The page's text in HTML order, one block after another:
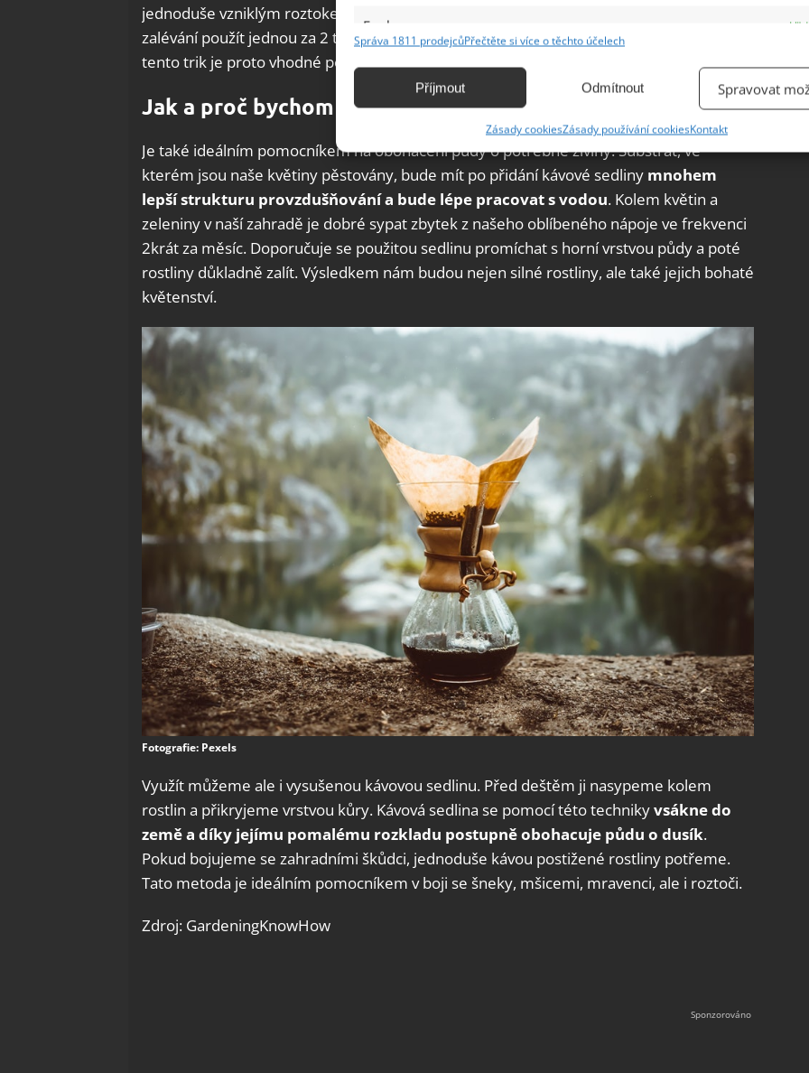
Funkce
Identifikace zařízení na základě automaticky přenášených informací.
základě aktivně vyžádaných informací.
Zajištění bezpečnosti, předcházení a zjišťování podvodů a
odstraňování chyb, Poskytování a zobrazování reklamy a obsahu,
Ukládání a sdělování voleb ochrany osobních údajů.
Správa 1811 prodejcůPřečtěte si více o těchto účelech
Příjmout Odmítnout Spravovat
Zásady cookiesZásady používání cookiesKontakt
jednoduše vzniklým roztokem zaléváme naše rostliny. Ideální je tento roztok na
zalévání použít jednou za 2 týdny. Díky kávové sedlině bude vysoušení rostlin pomalejší,
tento trik je proto vhodné použít během horkých letních dnů.
Jak a proč bychom ji měli používat na hnojení
Je také ideálním pomocníkem na obohacení půdy o potřebné živiny. Substrát, ve
kterém jsou naše květiny pěstovány, bude mít po přidání kávové sedliny mnohem
lepší strukturu provzdušňování a bude lépe pracovat s vodou. Kolem květin a
zeleniny v naší zahradě je dobré sypat zbytek z našeho oblíbeného nápoje ve frekvenci
2krát za měsíc. Doporučuje se použitou sedlinu promíchat s horní vrstvou půdy a poté
rostliny důkladně zalít. Výsledkem nám budou nejen silné rostliny, ale také jejich bohaté
květenství.
Fotografie: Pexels
Využít můžeme ale i vysušenou kávovou sedlinu. Před deštěm ji nasypeme kolem
rostlin a přikryjeme vrstvou kůry. Kávová sedlina se pomocí této technikyvsákne do
země a díky jejímu pomalému rozkladu postupně obohacuje půdu o dusík.
Pokud bojujeme se zahradními škůdci, jednoduše kávou postižené rostliny potřeme.
Tato metoda je ideálním pomocníkem v boji se šneky, mšicemi, mravenci, ale i roztoči.
Zdroj: GardeningKnowHow